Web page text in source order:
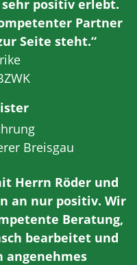
sehr positiv erlebt.
Partner
Seite steht.“
Breisgau
Herrn Röder und
an nur positiv. Wir
Beratung,
bearbeitet und